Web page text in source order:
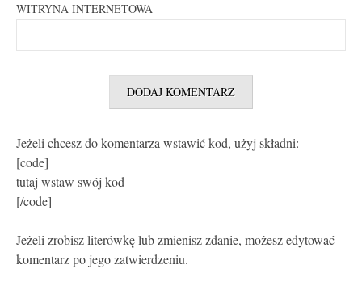
WITRYNA INTERNETOWA
Jeżeli chcesz do komentarza wstawić kod, użyj składni:
[code]
tutaj wstaw swój kod
[/code]
Jeżeli zrobisz literówkę lub zmienisz zdanie, możesz edytować
komentarz po jego zatwierdzeniu.